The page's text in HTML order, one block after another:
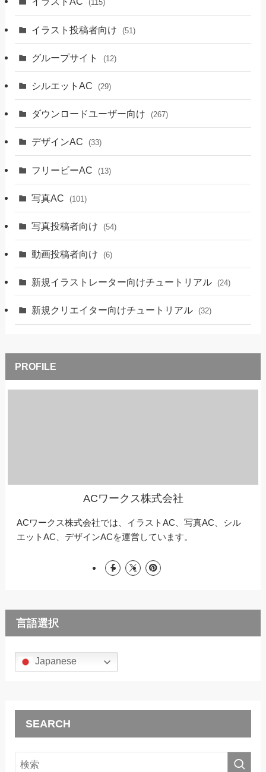
(115)
イラスト投稿者向け (51)
グループサイト (12)
シルエットAC (29)
ダウンロードユーザー向け (267)
デザインAC (33)
フリービーAC (13)
写真AC (101)
写真投稿者向け (54)
動画投稿者向け (6)
新規イラストレーター向けチュートリアル (24)
新規クリエイター向けチュートリアル (32)
ACワークス株式会社
ACワークス株式会社では、イラストAC、写真AC、シル
エットAC、デザインACを運営しています。
言語選択
Japanese
SEARCH